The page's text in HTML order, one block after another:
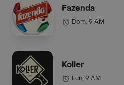
Fazenda
Dom, 9 AM
Koller
Lun, 9 AM